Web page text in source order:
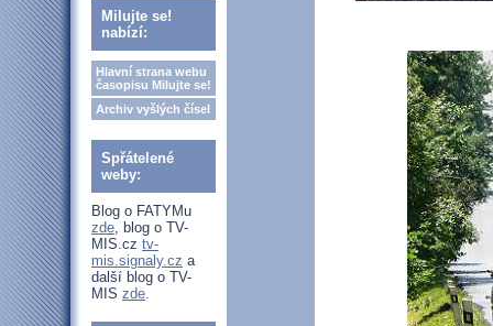
Milujte se!
nabízí:
Hlavní strana webu
časopisu Milujte se!
Archiv vyšlých čísel
Spřátelené
weby:
Blog o FATYMu
zde, blog o TV-
MIS.cz tv-
mis.signaly.cz a
další blog o TV-
MIS zde.